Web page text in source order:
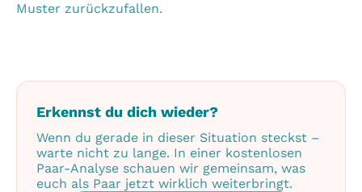
Muster zurückzufallen.
Erkennst du dich wieder?
Wenn du gerade in dieser Situation steckst –
warte nicht zu lange. In einer kostenlosen
Paar-Analyse schauen wir gemeinsam, was
euch als Paar jetzt wirklich weiterbringt.